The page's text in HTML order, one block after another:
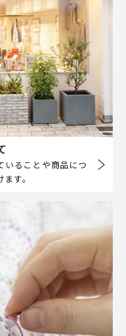
いることや商品につ
す。